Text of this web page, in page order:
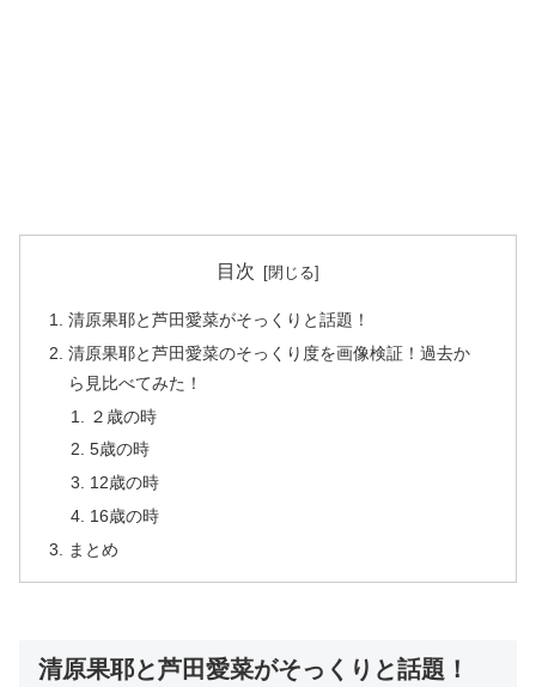
目次
清原果耶と芦田愛菜がそっくりと話題！
清原果耶と芦田愛菜のそっくり度を画像検証！過去か
ら見比べてみた！
２歳の時
5歳の時
12歳の時
16歳の時
まとめ
清原果耶と芦田愛菜がそっくりと話題！